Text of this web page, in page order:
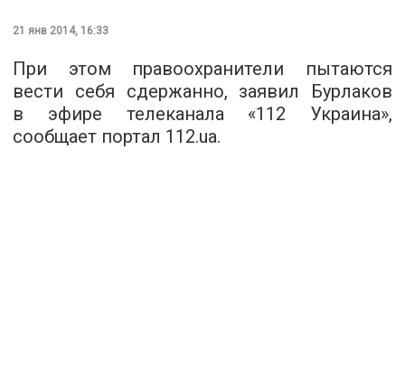
21 янв 2014, 16:33
При этом правоохранители пытаются
вести себя сдержанно, заявил Бурлаков
в эфире телеканала «112 Украина»,
сообщает портал 112.ua.